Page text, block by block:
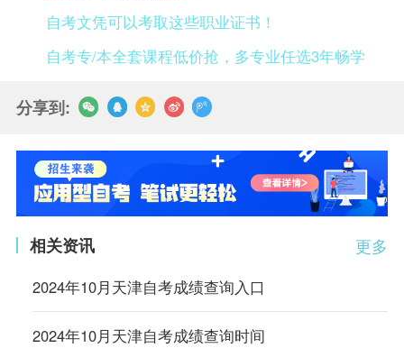
自考文凭可以考取这些职业证书！
自考专/本全套课程低价抢，多专业任选3年畅学
分享到:
更多
相关资讯
2024年10月天津自考成绩查询入口
2024年10月天津自考成绩查询时间